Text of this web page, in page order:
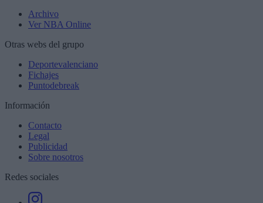
Archivo
Ver NBA Online
Otras webs del grupo
Deportevalenciano
Fichajes
Puntodebreak
Información
Contacto
Legal
Publicidad
Sobre nosotros
Redes sociales